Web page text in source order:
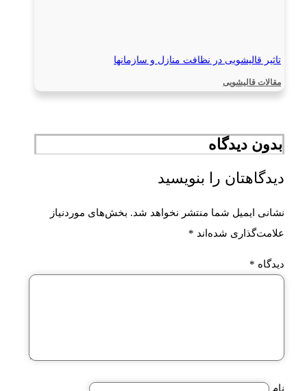
تاثیر قالیشویی در نظافت منازل و سازمانها
مقالات قالیشویی
بدون دیدگاه
دیدگاهتان را بنویسید
نشانی ایمیل شما منتشر نخواهد شد. بخش‌های موردنیاز
علامت‌گذاری شده‌اند *
دیدگاه *
نام